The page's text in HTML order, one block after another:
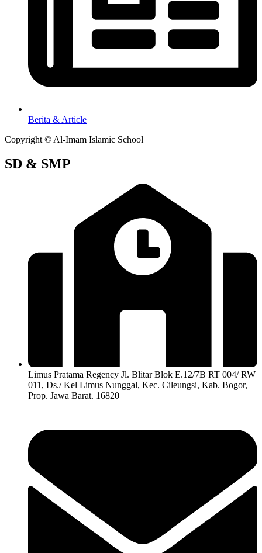
Berita & Article
Copyright © Al-Imam Islamic School
SD & SMP
Limus Pratama Regency Jl. Blitar Blok E.12/7B RT 004/ RW
011, Ds./ Kel Limus Nunggal, Kec. Cileungsi, Kab. Bogor,
Prop. Jawa Barat. 16820